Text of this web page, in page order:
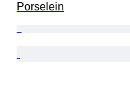
Porselein